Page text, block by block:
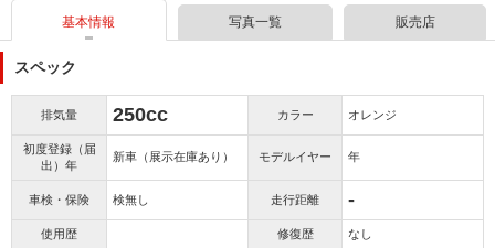
基本情報 写真一覧 販売店
スペック
排気量 250cc カラー オレンジ
初度登録（届
出）年
新車（展示在庫あり） モデルイヤー 年
車検・保険 検無し 走行距離 -
使用歴 修復歴 なし